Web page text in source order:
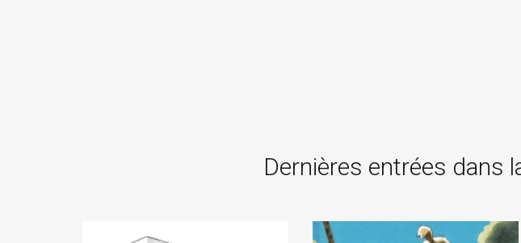
Dernières entrées dans